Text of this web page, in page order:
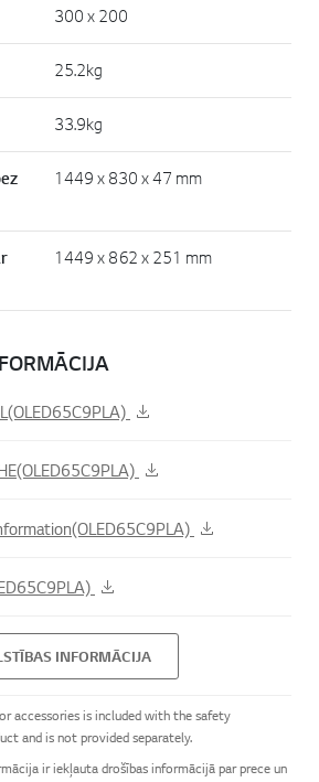
300 x 200
25.2kg
33.9kg
1449 x 830 x 47 mm
1449 x 862 x 251 mm
INFORMĀCIJA
accessories is included with the safety
and is not provided separately.
ir iekļauta drošības informācijā par prece un